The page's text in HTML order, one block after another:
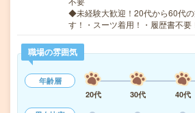
◆未経験大歓迎！20代から60代
す！・スーツ着用！・履歴書不要
職場の雰囲気
年齢層
20代
30代 40代